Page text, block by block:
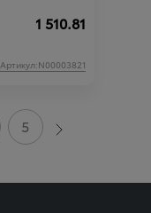
1 510.81
Артикул:N00003821
5